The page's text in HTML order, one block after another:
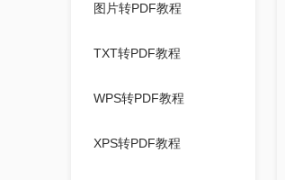
图片转PDF教程
TXT转PDF教程
WPS转PDF教程
XPS转PDF教程